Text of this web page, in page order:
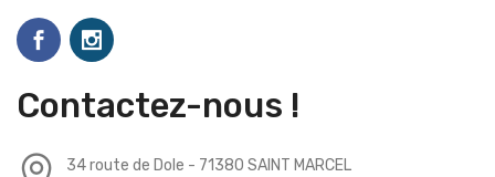
Contactez-nous !
34 route de Dole - 71380 SAINT MARCEL